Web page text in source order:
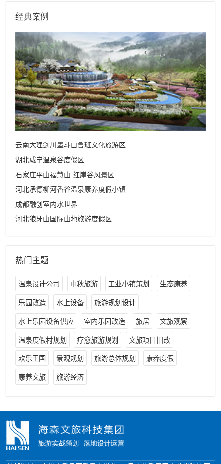
经典案例
云南大理剑川墨斗山鲁班文化旅游区
湖北咸宁温泉谷度假区
石家庄平山福慧山·红崖谷风景区
河北承德柳河香谷温泉康养度假小镇
成都融创室内水世界
河北狼牙山国际山地旅游度假区
热门主题
温泉设计公司 中秋旅游 工业小镇策划 生态康养
乐园改造 水上设备 旅游规划设计
水上乐园设备供应 室内乐园改造 旅居 文旅观察
温泉度假村规划 疗愈旅游规划 文旅项目旧改
欢乐王国 景观规划 旅游总体规划 康养度假
康养文旅 旅游经济